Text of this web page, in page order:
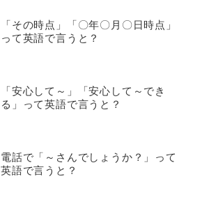
「その時点」「〇年〇月〇日時点」
って英語で言うと？
「安心して～」「安心して～でき
る」って英語で言うと？
電話で「～さんでしょうか？」って
英語で言うと？